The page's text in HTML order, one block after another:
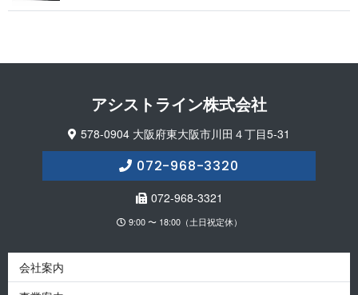
アシストライン 株 式 会 社
578-0904 大阪府東大阪市川田４丁目5-31
072-968-3320
072-968-3321
9:00 〜 18:00（土日祝定休）
会社案内